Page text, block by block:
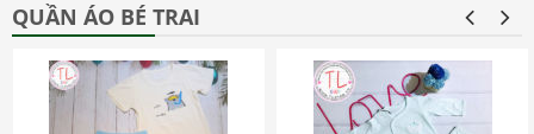
QUẦN ÁO BÉ TRAI